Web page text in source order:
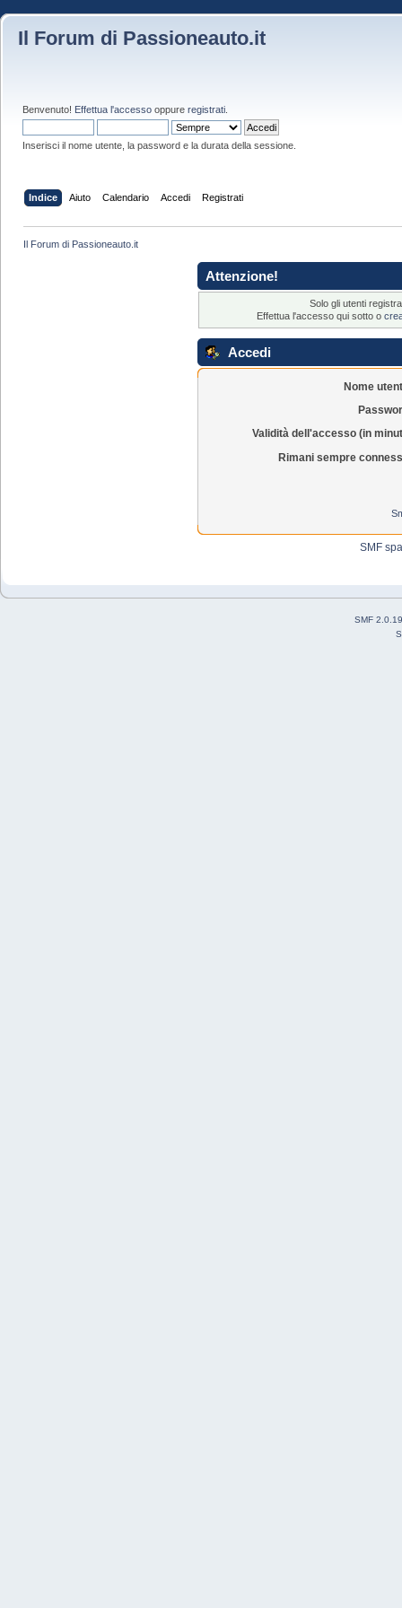
Il Forum di Passioneauto.it
Benvenuto! Effettua l'accesso oppure registrati
Inserisci il nome utente, la password e la durata della sessione.
Indice Aiuto Calendario Accedi Registrati
Il Forum di Passioneauto.it
Attenzione!
Solo gli utenti
Effettua l'accesso qui sotto o
Accedi
Nome
Validità dell'accesso (in
Rimani sempre
SMF
SMF 2.0.19